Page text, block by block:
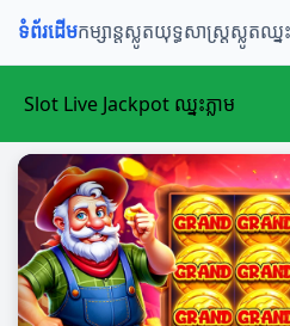
ទំព័រដើមកម្សាន្តស្លូតយុទ្ធសាស្ត្រស្លូតឈ្ន
Slot Live Jackpot ឈ្នះភ្លាម